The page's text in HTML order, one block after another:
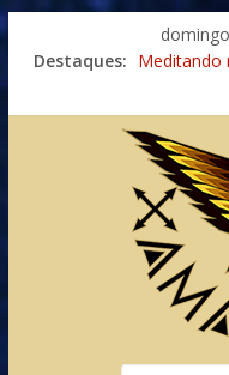
Destaques: Meditando
Totens –